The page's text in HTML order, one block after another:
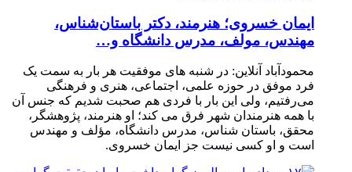
ایمان خسروی؛ هنرمند، دکتر باستان‌شناس،
مهندس، مولف، مدرس دانشگاه و…
محمودآباد آنلاین: در شنبه های موفقیت هر بار به سمت یک
فرد موفق در حوزه علمی، اجتماعی، هنری و فرهنگی
می‌رفتیم، ولی این بار با فردی هم صحبت شدیم که جنس آن
با همه هنرمندان شهر فرق می کند؛ او هنرمند، پژوهشگر،
محقق، باستان شناس، مدرس دانشگاه، مؤلف و مهندس
است و او کسی نیست جز ایمان خسروی.